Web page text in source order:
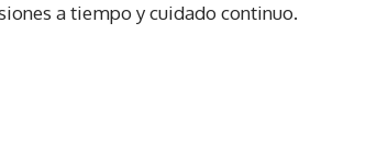
a tiempo y cuidado continuo.